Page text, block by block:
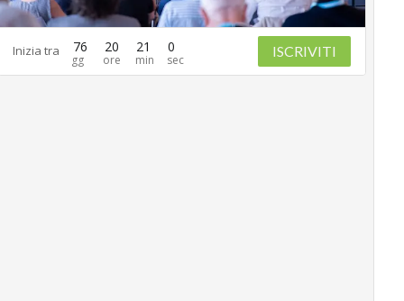
Inizia tra 76 20 20 59 ISCRIVITI